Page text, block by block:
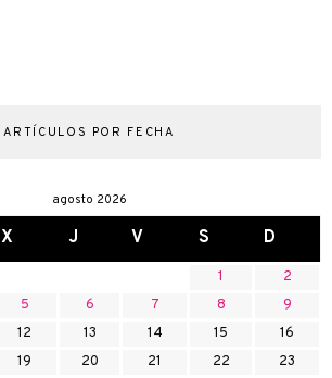
ARTÍCULOS POR FECHA
agosto 2026
X J V S D
1
2
5 6 7 8
9
12 13 14 15
16
19 20 21 22
23